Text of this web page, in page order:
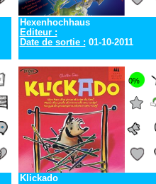
Hexenhochhaus
Editeur :
Date de sortie : 01-10-2011
0%
Klickado